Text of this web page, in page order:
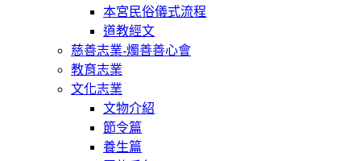
本宮民俗儀式流程
道教經文
慈善志業-燭善善心會
教育志業
文化志業
文物介紹
節令篇
養生篇